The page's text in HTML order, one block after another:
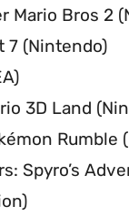
Mario Bros 2
7 (Nintendo)
3D Land
Rumble
Spyro’s